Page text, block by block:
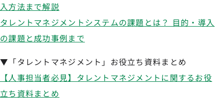
入方法まで解説
タレントマネジメントシステムの課題とは？ 目的・導入
の課題と成功事例まで
▼「タレントマネジメント」お役立ち資料まとめ
【人事担当者必見】タレントマネジメントに関するお役
立ち資料まとめ